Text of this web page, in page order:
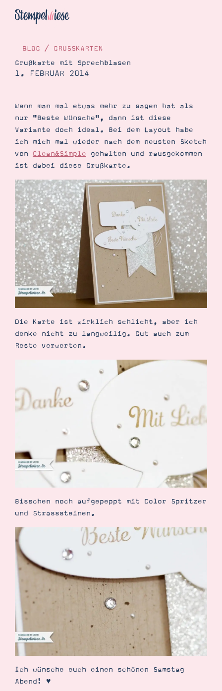
Katalog
Bestellen
Kontakt
Angebote
Demonstrator werden
Blog
Gutscheine
Produkte erklärt
Über mich
Über Stampin’ Up!
Suche Impressum Datenschutz
BLOG / GRUSSKARTEN
Grußkarte mit Sprechblasen
1. FEBRUAR 2014
Wenn man mal etwas mehr zu sagen hat als
nur "Beste Wünsche", dann ist diese
Variante doch ideal. Bei dem Layout habe
ich mich mal wieder nach dem neusten Sketch
von Clean&Simple gehalten und rausgekommen
ist dabei diese Grußkarte.
Die Karte ist wirklich schlicht, aber ich
denke nicht zu langweilig. Gut auch zum
Reste verwerten.
Bisschen noch aufgepeppt mit Color Spritzer
und Strasssteinen.
Ich wünsche euch einen schönen Samstag
Abend! ♥